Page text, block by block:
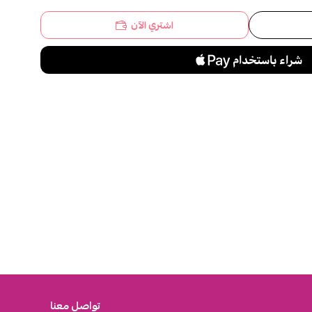
اشتري الآن
تواصل معنا